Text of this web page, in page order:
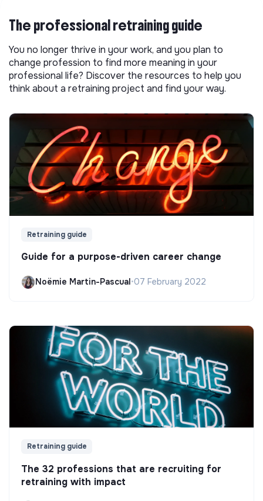
The professional retraining guide
You no longer thrive in your work, and you plan to
change profession to find more meaning in your
professional life? Discover the resources to help you
think about a retraining project and find your way.
Retraining guide
Guide for a purpose-driven career change
Noëmie Martin-Pascual •07 February 2022
Retraining guide
The 32 professions that are recruiting for
retraining with impact